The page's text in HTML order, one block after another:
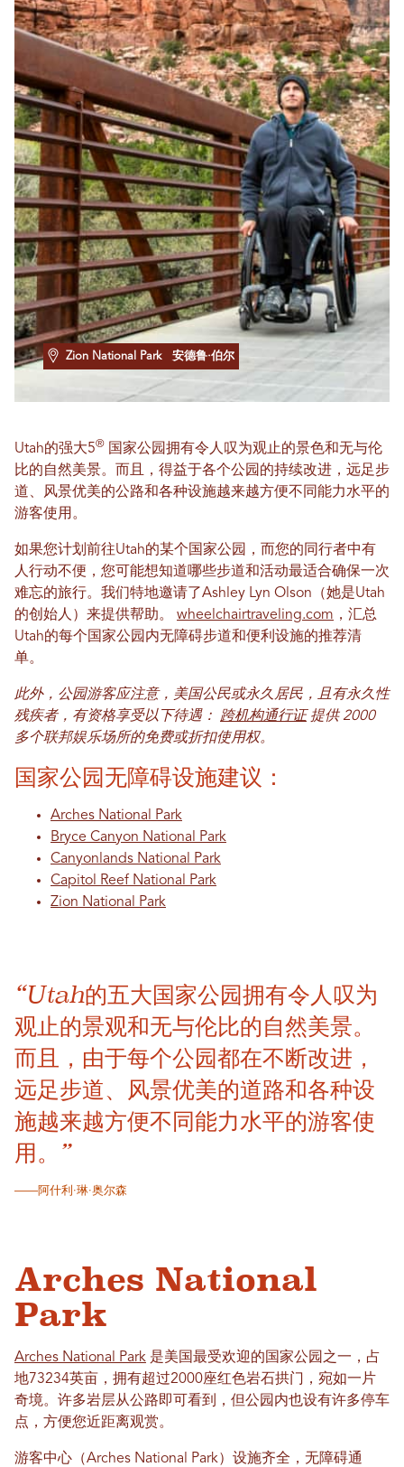
Zion National Park 安德鲁·伯尔
Utah的强大5® 国家公园拥有令人叹为观止的景色和无与伦
比的自然美景。而且，得益于各个公园的持续改进，远足步
道、风景优美的公路和各种设施越来越方便不同能力水平的
游客使用。
如果您计划前往Utah的某个国家公园，而您的同行者中有
人行动不便，您可能想知道哪些步道和活动最适合确保一次
难忘的旅行。我们特地邀请了Ashley Lyn Olson（她是Utah
的创始人）来提供帮助。 wheelchairtraveling.com ，汇总
Utah的每个国家公园内无障碍步道和便利设施的推荐清
单。
此外，公园游客应注意，美国公民或永久居民，且有永久性
残疾者，有资格享受以下待遇： 跨机构通行证 提供 2000
多个联邦娱乐场所的免费或折扣使用权。
国家公园无障碍设施建议：
Arches National Park
Bryce Canyon National Park
Canyonlands National Park
Capitol Reef National Park
Zion National Park
“Utah的五大国家公园拥有令人叹为
观止的景观和无与伦比的自然美景。
而且，由于每个公园都在不断改进，
远足步道、风景优美的道路和各种设
施越来越方便不同能力水平的游客使
用。”
——阿什利·琳·奥尔森
Arches National
Park
Arches National Park 是美国最受欢迎的国家公园之一，占
地73234英亩，拥有超过2000座红色岩石拱门，宛如一片
奇境。许多岩层从公路即可看到，但公园内也设有许多停车
点，方便您近距离观赏。
游客中心（Arches National Park）设施齐全，无障碍通